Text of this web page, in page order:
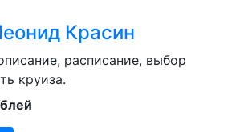
Красин
расписание, выбор
круиза.